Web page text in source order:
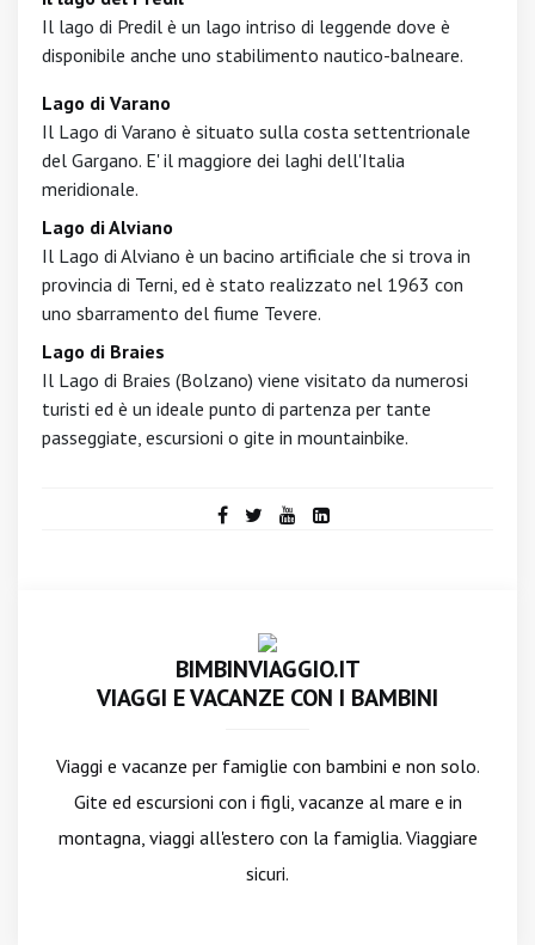
Il lago di Predil è un lago intriso di leggende dove è
disponibile anche uno stabilimento nautico-balneare.
Lago di Varano
Il Lago di Varano è situato sulla costa settentrionale
del Gargano. E' il maggiore dei laghi dell'Italia
meridionale.
Lago di Alviano
Il Lago di Alviano è un bacino artificiale che si trova in
provincia di Terni, ed è stato realizzato nel 1963 con
uno sbarramento del fiume Tevere.
Lago di Braies
Il Lago di Braies (Bolzano) viene visitato da numerosi
turisti ed è un ideale punto di partenza per tante
passeggiate, escursioni o gite in mountainbike.
BIMBINVIAGGIO.IT
VIAGGI E VACANZE CON I BAMBINI
Viaggi e vacanze per famiglie con bambini e non solo.
Gite ed escursioni con i figli, vacanze al mare e in
montagna, viaggi all'estero con la famiglia. Viaggiare
sicuri.